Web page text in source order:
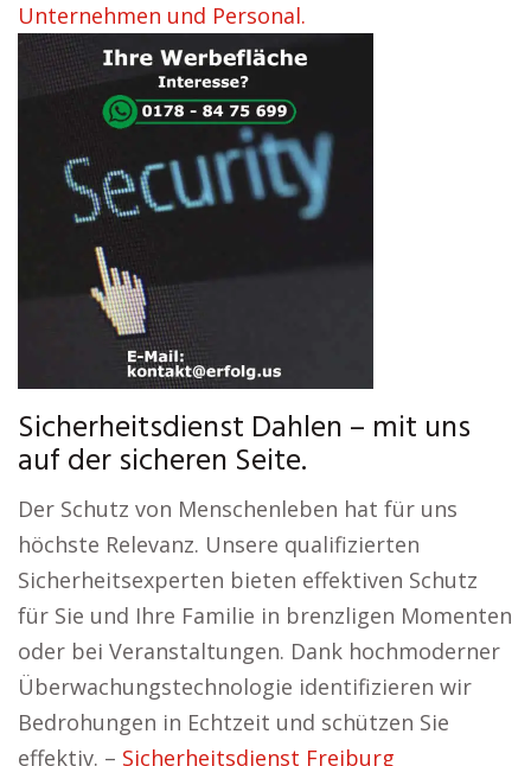
Unternehmen und Personal.
Sicherheitsdienst Dahlen – mit uns
auf der sicheren Seite.
Der Schutz von Menschenleben hat für uns
höchste Relevanz. Unsere qualifizierten
Sicherheitsexperten bieten effektiven Schutz
für Sie und Ihre Familie in brenzligen Momenten
oder bei Veranstaltungen. Dank hochmoderner
Überwachungstechnologie identifizieren wir
Bedrohungen in Echtzeit und schützen Sie
effektiv. – Sicherheitsdienst Freiburg